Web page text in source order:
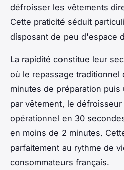
défroisser les vêtements
Cette praticité séduit
disposant de peu d'espace
La rapidité constitue leur
où le repassage traditionnel
minutes de préparation
par vêtement, le
opérationnel en 30
en moins de 2 minutes.
parfaitement au rythme de
consommateurs français.